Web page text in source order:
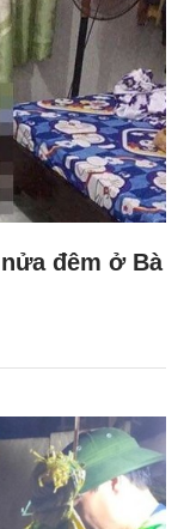
đêm ở Bà